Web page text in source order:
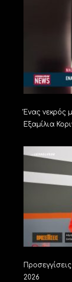
Ένας νεκρός
Εξαμίλια
2026